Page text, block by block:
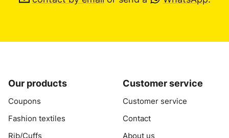
Our products
Coupons
Fashion textiles
Rib/Cuffs
Customer service
Customer service
Contact
About us